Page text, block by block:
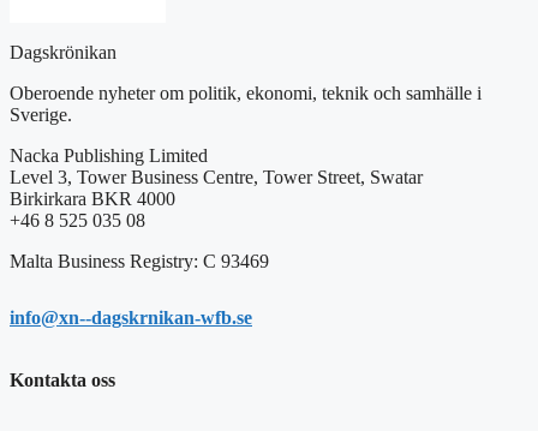
Dagskrönikan
Oberoende nyheter om politik, ekonomi, teknik och samhälle i
Sverige.
Nacka Publishing Limited
Level 3, Tower Business Centre, Tower Street, Swatar
Birkirkara BKR 4000
+46 8 525 035 08
Malta Business Registry: C 93469
info@xn--dagskrnikan-wfb.se
Kontakta oss